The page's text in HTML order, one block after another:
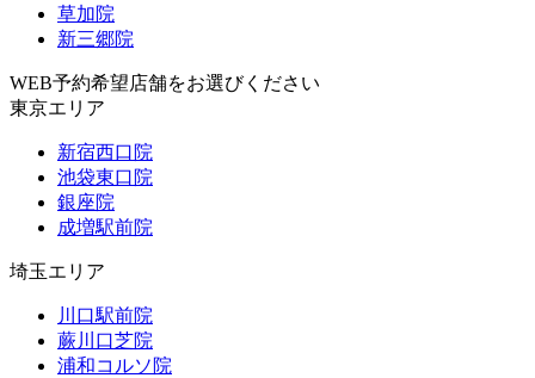
草加院
新三郷院
WEB予約希望店舗をお選びください
東京エリア
新宿西口院
池袋東口院
銀座院
成増駅前院
埼玉エリア
川口駅前院
蕨川口芝院
浦和コルソ院